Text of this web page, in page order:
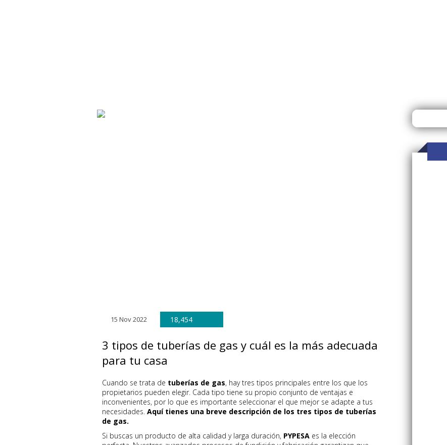
15 Nov 2022 18,454
3 tipos de tuberías de gas y cuál es la más adecuada
para tu casa
Cuando se trata de tuberías de gas, hay tres tipos principales entre los que los
propietarios pueden elegir. Cada tipo tiene su propio conjunto de ventajas e
inconvenientes, por lo que es importante seleccionar el que mejor se adapte a tus
necesidades. Aquí tienes una breve descripción de los tres tipos de tuberías
de gas.
Si buscas un producto de alta calidad y larga duración, PYPESA es la elección